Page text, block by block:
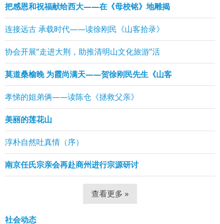
把感恩和祝福献给西大——在《母校铭》地雕揭
连接远古 承载时代——读徐刚民《山客拾录》
协会开展“走进大荆，助推清明山文化旅游”活
莫道桑榆晚 为霞尚满天——贺徐刚民先生《山客
孝悌的姐弟俩——读陈仓《拯救父亲》
美丽的莲花山
淳朴自然吐真情（序）
南京任氏宗亲会再赴商州进行宗源研讨
查看更多 »
社会动态